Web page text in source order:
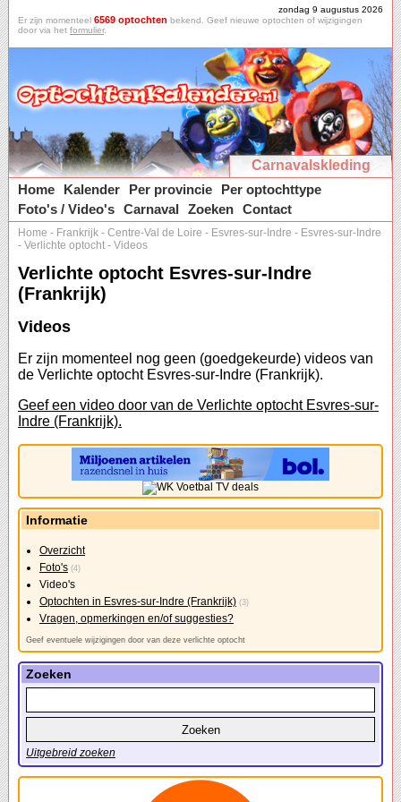
zondag 9 augustus 2026
Er zijn momenteel 6569 optochten bekend. Geef nieuwe optochten of wijzigingen
door via het formulier.
Carnavalskleding
Home
Kalender Per provincie
Per optochttype
Foto's / Video's Carnaval Zoeken Contact
Home - Frankrijk - Centre-Val de Loire - Esvres-sur-Indre - Esvres-sur-Indre
- Verlichte optocht - Videos
Verlichte optocht Esvres-sur-Indre
(Frankrijk)
Videos
Er zijn momenteel nog geen (goedgekeurde) videos van
de Verlichte optocht Esvres-sur-Indre (Frankrijk).
Geef een video door van de Verlichte optocht Esvres-sur-
Indre (Frankrijk).
Informatie
Overzicht
Foto's (4)
Video's
Optochten in Esvres-sur-Indre (Frankrijk) (3)
Vragen, opmerkingen en/of suggesties?
Geef eventuele wijzigingen door van deze verlichte optocht
Zoeken
Uitgebreid zoeken